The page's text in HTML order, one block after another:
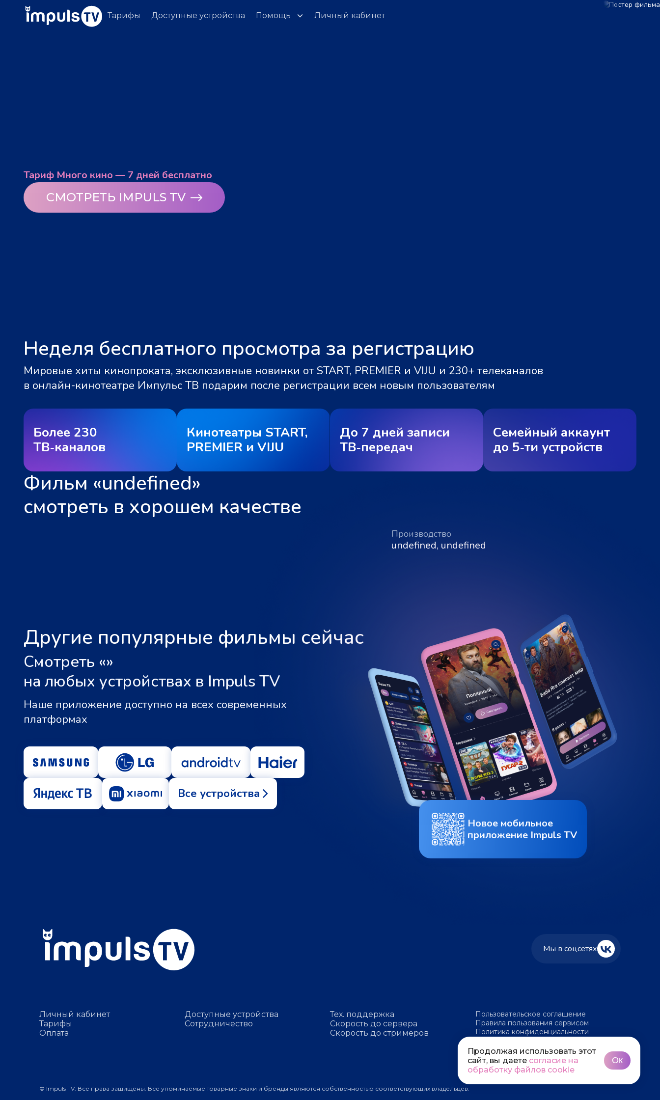
Тарифы Доступные устройства Помощь Личный кабинет
Тариф Много кино — 7 дней бесплатно
СМОТРЕТЬ IMPULS TV
Неделя бесплатного просмотра за регистрацию
Мировые хиты кинопроката, эксклюзивные новинки от START, PREMIER и VIJU и 230+ телеканалов
в онлайн-кинотеатре Импульс ТВ подарим после регистрации всем новым пользователям
Более 230
ТВ‑каналов
Кинотеатры START,
PREMIER и VIJU
До 7 дней записи
ТВ‑передач
Семейный аккаунт
до 5‑ти устройств
Фильм «undefined»
смотреть в хорошем качестве
Производство
undefined, undefined
Другие популярные фильмы сейчас
Смотреть «»
на любых устройствах в Impuls TV
Наше приложение доступно на всех современных
платформах
Все устройства
Новое мобильное
приложение Impuls TV
Мы в соцсетях
Личный кабинет
Тарифы
Оплата
Доступные устройства
Сотрудничество
Тех. поддержка
Скорость до сервера
Скорость до стримеров
Пользовательское соглашение
Правила пользования сервисом
Политика конфиденциальности
© Impuls TV. Все права защищены. Все упоминаемые товарные знаки и бренды являются собственностью соответствующих владельцев.
Продолжая использовать этот
сайт, вы даете согласие на
обработку файлов cookie
Ок